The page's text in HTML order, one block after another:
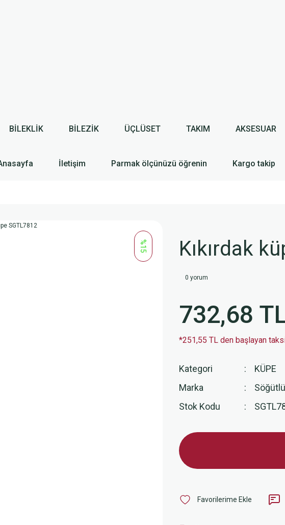
BİLEKLİK BİLEZİK ÜÇLÜSET TAKIM AKSESUAR
İletişim Parmak ölçünüzü öğrenin Kargo takip
%15 Kıkırdak
0 yorum
732,68
*251,55 TL den başlayan
Kategori
KÜPE
Marka
Stok Kodu